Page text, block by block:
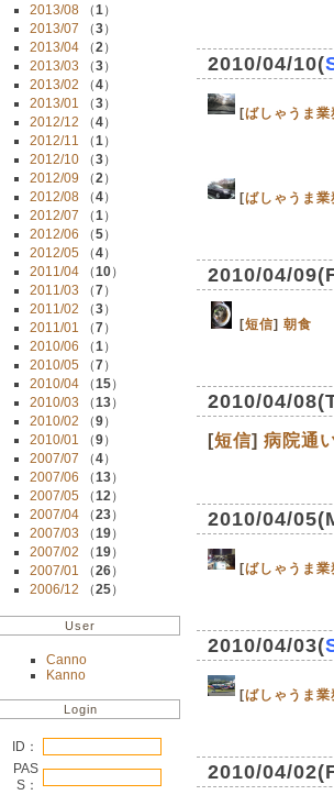
2013/08 （1）
2013/07 （3）
2013/04 （2）
2013/03 （3）
2013/02 （4）
2013/01 （3）
2012/12 （4）
2012/11 （1）
2012/10 （3）
2012/09 （2）
2012/08 （4）
2012/07 （1）
2012/06 （5）
2012/05 （4）
2011/04 （10）
2011/03 （7）
2011/02 （3）
2011/01 （7）
2010/06 （1）
2010/05 （7）
2010/04 （15）
2010/03 （13）
2010/02 （9）
2010/01 （9）
2007/07 （4）
2007/06 （13）
2007/05 （12）
2007/04 （23）
2007/03 （19）
2007/02 （19）
2007/01 （26）
2006/12 （25）
User
Canno
Kanno
Login
ID：
PAS
S：
2010/04/10(
[ばしゃうま業
[ばしゃうま業
2010/04/09(
[短信] 朝食
2010/04/08(
[短信] 病院通
2010/04/05(
[ばしゃうま業
2010/04/03(
[ばしゃうま業
2010/04/02(